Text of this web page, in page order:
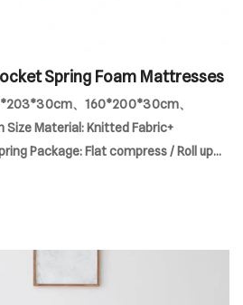
Spring Foam Mattresses
Fabric+
/ Roll up